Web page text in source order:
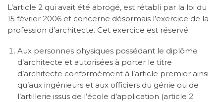
L’article 2 qui avait été abrogé, est rétabli par la loi du
15 février 2006 et concerne désormais l’exercice de la
profession d’architecte. Cet exercice est réservé :
Aux personnes physiques possédant le diplôme
d’architecte et autorisées à porter le titre
d’architecte conformément à l’article premier ainsi
qu’aux ingénieurs et aux officiers du génie ou de
l’artillerie issus de l’école d’application (article 2